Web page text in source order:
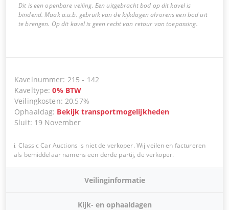
Dit is een openbare veiling. Een uitgebracht bod op dit kavel is
bindend. Maak a.u.b. gebruik van de kijkdagen alvorens een bod uit
te brengen. Op dit kavel is geen recht van retour van toepassing.
Kavelnummer: 215 - 142
Kaveltype:0% BTW
Veilingkosten:20,57%
Ophaaldag: Bekijk transportmogelijkheden
Sluit: 19 November
Classic Car Auctions is niet de verkoper. Wij veilen en factureren
als bemiddelaar namens een derde partij, de verkoper.
Veilinginformatie
Kijk- en ophaaldagen